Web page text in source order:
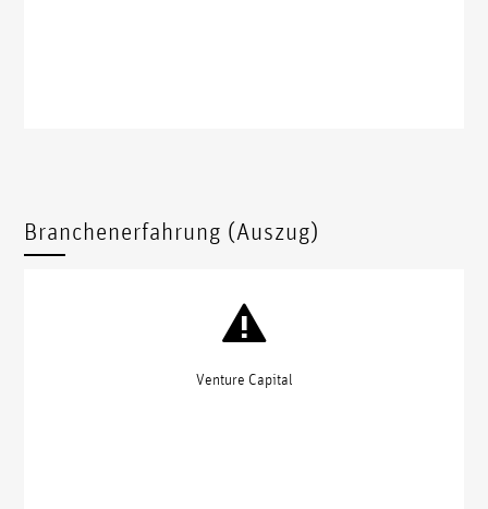
Branchenerfahrung (Auszug)
Venture Capital